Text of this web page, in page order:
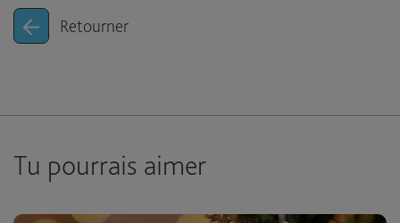
Retourner
Tu pourrais aimer